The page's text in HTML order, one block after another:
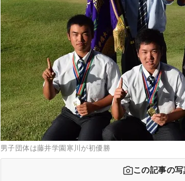
男子団体は藤井学園寒川が初優勝
この記事の写